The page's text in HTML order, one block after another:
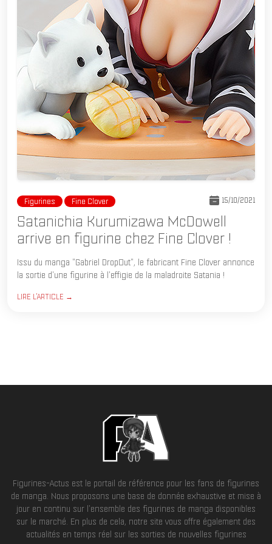
Figurines Fine Clover 15/10/2021
Satanichia Kurumizawa McDowell
arrive en figurine chez Fine Clover !
Issu du manga "Gabriel DropOut", le fabricant Fine Clover annonce
la sortie d'une figurine à l'effigie de la maladroite Satania !
LIRE L'ARTICLE →
Figurines-Actus est le portail de référence pour les fans de figurines
de manga. Nous proposons une base de donnée exhaustive et mise à
jour en continu sur l'ensemble des figurines de manga disponibles
sur le marché. En plus de cela, notre site vous offre également des
actualités en temps réel sur les sorties de nouvelles figurines